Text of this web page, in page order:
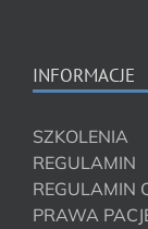
INFORMACJE
SZKOLENIA
REGULAMIN
REGULAMIN
PRAWA